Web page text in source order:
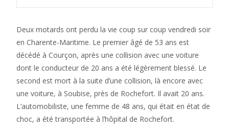
Deux motards ont perdu la vie coup sur coup vendredi soir
en Charente-Maritime. Le premier âgé de 53 ans est
décédé à Courçon, après une collision avec une voiture
dont le conducteur de 20 ans a été légèrement blessé. Le
second est mort à la suite d’une collision, là encore avec
une voiture, à Soubise, près de Rochefort. Il avait 20 ans.
L’automobiliste, une femme de 48 ans, qui était en état de
choc, a été transportée à l’hôpital de Rochefort.